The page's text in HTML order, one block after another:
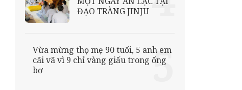
ĐẠO TRÀNG JINJU
Vừa mừng thọ mẹ 90 tuổi, 5 anh em
cãi vã vì 9 chỉ vàng giấu trong ống
bơ